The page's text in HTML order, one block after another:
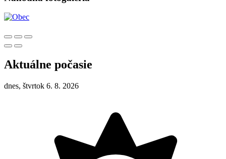
Aktuálne počasie
dnes, štvrtok 6. 8. 2026